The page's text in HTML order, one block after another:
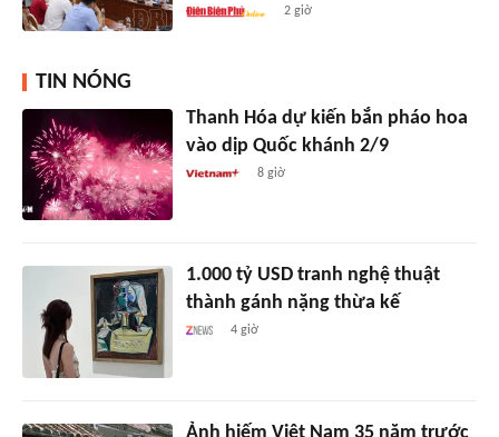
2 giờ
TIN NÓNG
Thanh Hóa dự kiến bắn pháo hoa
vào dịp Quốc khánh 2/9
8 giờ
1.000 tỷ USD tranh nghệ thuật
thành gánh nặng thừa kế
4 giờ